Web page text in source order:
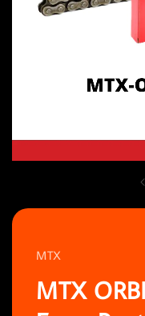
MTX
MTX